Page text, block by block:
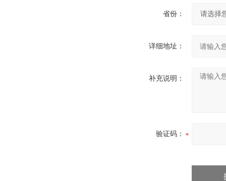
省份：
详细地址：
补充说明：
验证码：